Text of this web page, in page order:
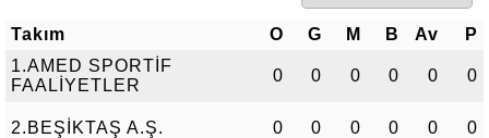
Takım O G M B Av
P
1.AMED SPORTİF
FAALİYETLER
0 0 0 0 0 0
2.BEŞİKTAŞ A.Ş. 0 0 0 0 0 0